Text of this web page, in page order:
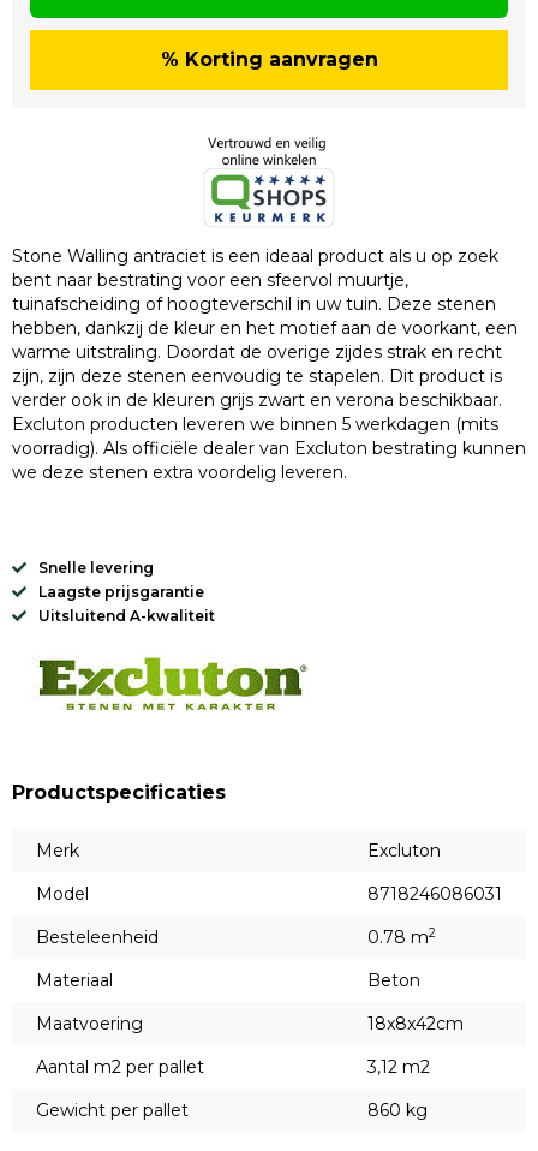
% Korting aanvragen
Stone Walling antraciet is een ideaal product als u op zoek
bent naar bestrating voor een sfeervol muurtje,
tuinafscheiding of hoogteverschil in uw tuin. Deze stenen
hebben, dankzij de kleur en het motief aan de voorkant, een
warme uitstraling. Doordat de overige zijdes strak en recht
zijn, zijn deze stenen eenvoudig te stapelen. Dit product is
verder ook in de kleuren grijs zwart en verona beschikbaar.
Excluton producten leveren we binnen 5 werkdagen (mits
voorradig). Als officiële dealer van Excluton bestrating kunnen
we deze stenen extra voordelig leveren.
Snelle levering
Laagste prijsgarantie
Uitsluitend A-kwaliteit
Productspecificaties
Merk
Excluton
Model
8718246086031
Besteleenheid
0.78 m2
Materiaal
Beton
Maatvoering
18x8x42cm
Aantal m2 per pallet
3,12 m2
Gewicht per pallet
860 kg